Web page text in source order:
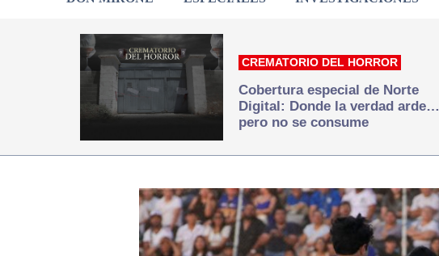
de
Juárez
que
hacemos periodismo
CREMATORIO DEL HORROR
Cobertura especial de Norte
Digital: Donde la verdad arde…
pero no se consume